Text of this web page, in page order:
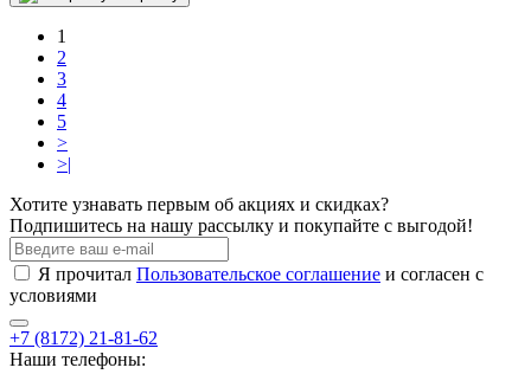
1
2
3
4
5
>
>|
Хотите узнавать первым об акциях и скидках?
Подпишитесь на нашу рассылку и покупайте с выгодой!
Я прочитал Пользовательское соглашение и согласен с
условиями
+7 (8172) 21-81-62
Наши телефоны: